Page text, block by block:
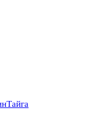
Тайга